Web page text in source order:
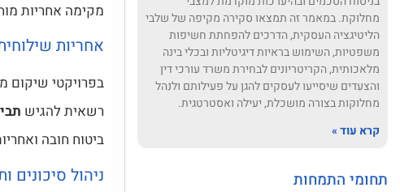
מחלוקת. במאמר זה תמצאו סקירה מקיפה של שלבי
הליטיגציה העסקית, הדרכים להפחתת חשיפות
משפטיות, השימוש בראיות דיגיטליות ובכלי בינה
מלאכותית, הקריטריונים לבחירת משרד עורכי דין
והצעדים שיסייעו לעסקים להגן על פעילותם ולנהל
מחלוקות בצורה מושכלת, יעילה ואסטרטגית.
קרא עוד »
תחומי התמחות
מקימה אחריות
אחריות
בפרויקטי שיקום
רשאית להגיש
ביטוח חובה ואחריות
ניהול סיכונים